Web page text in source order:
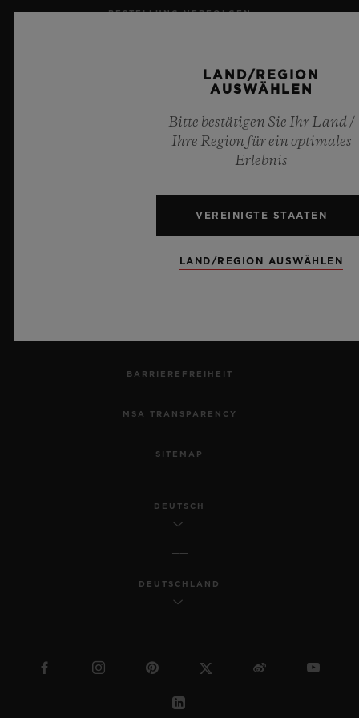
BESTELLUNG VERFOLGEN
DATENSCHUTZ
RECHTLICHER HINWEIS UND NUTZUNGSBEDINGUNGEN
BARRIEREFREIHEIT
MSA TRANSPARENCY
SITEMAP
DEUTSCH
DEUTSCHLAND
LAND/REGION
AUSWÄHLEN
Bitte bestätigen Sie Ihr Land /
Ihre Region für ein optimales
Erlebnis
VEREINIGTE STAATEN
LAND/REGION AUSWÄHLEN